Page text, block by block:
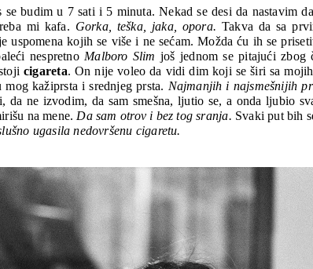
se budim u 7 sati i 5 minuta. Nekad se desi da nastavim
mi kafa. Gorka, teška, jaka, opora. Takva da sa
uspomena kojih se više i ne sećam. Možda ću ih se
nespretno Malboro Slim još jednom se pitajući zbog
cigareta. On nije voleo da vidi dim koji se širi sa
mog kažiprsta i srednjeg prsta. Najmanjih i najsmešnijih
da ne izvodim, da sam smešna, ljutio se, a onda ljubio
na mene. Da sam otrov i bez tog sranja. Svaki put bih
ugasila nedovršenu cigaretu.